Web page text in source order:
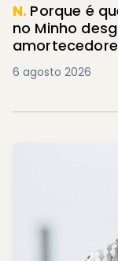
N. Porque é
no Minho
6 agosto 2026